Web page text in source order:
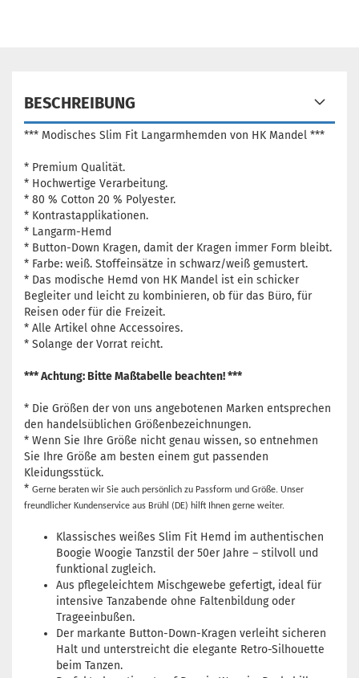
BESCHREIBUNG
*** Modisches Slim Fit Langarmhemden von HK Mandel ***
* Premium Qualität.
* Hochwertige Verarbeitung.
* 80 % Cotton 20 % Polyester.
* Kontrastapplikationen.
* Langarm-Hemd
* Button-Down Kragen, damit der Kragen immer Form bleibt.
* Farbe: weiß. Stoffeinsätze in schwarz/weiß gemustert.
* Das modische Hemd von HK Mandel ist ein schicker
Begleiter und leicht zu kombinieren, ob für das Büro, für
Reisen oder für die Freizeit.
* Alle Artikel ohne Accessoires.
* Solange der Vorrat reicht.
*** Achtung: Bitte Maßtabelle beachten! ***
* Die Größen der von uns angebotenen Marken entsprechen
den handelsüblichen Größenbezeichnungen.
* Wenn Sie Ihre Größe nicht genau wissen, so entnehmen
Sie Ihre Größe am besten einem gut passenden
Kleidungsstück.
* Gerne beraten wir Sie auch persönlich zu Passform und Größe. Unser
freundlicher Kundenservice aus Brühl (DE) hilft Ihnen gerne weiter.
Klassisches weißes Slim Fit Hemd im authentischen
Boogie Woogie Tanzstil der 50er Jahre – stilvoll und
funktional zugleich.
Aus pflegeleichtem Mischgewebe gefertigt, ideal für
intensive Tanzabende ohne Faltenbildung oder
Trageeinbußen.
Der markante Button-Down-Kragen verleiht sicheren
Halt und unterstreicht die elegante Retro-Silhouette
beim Tanzen.